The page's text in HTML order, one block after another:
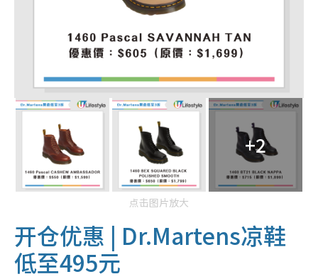
+2
点击图片放大
开仓优惠 | Dr.Martens凉鞋
低至495元